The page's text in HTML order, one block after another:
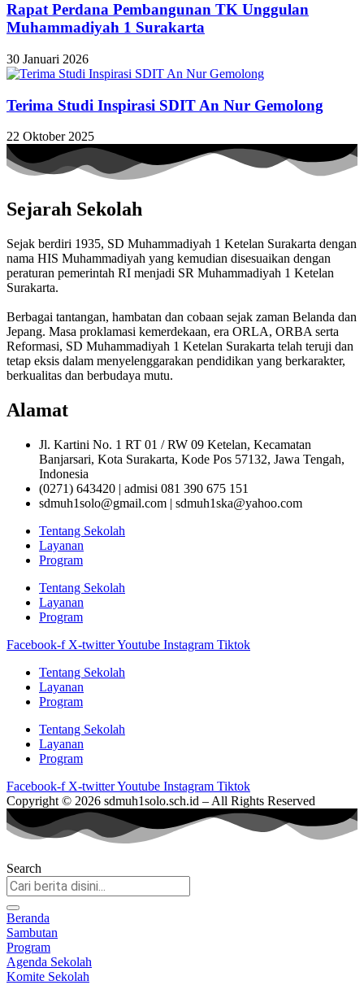
Rapat Perdana Pembangunan TK Unggulan
Muhammadiyah 1 Surakarta
30 Januari 2026
Terima Studi Inspirasi SDIT An Nur Gemolong
22 Oktober 2025
Sejarah Sekolah
Sejak berdiri 1935, SD Muhammadiyah 1 Ketelan Surakarta dengan
nama HIS Muhammadiyah yang kemudian disesuaikan dengan
peraturan pemerintah RI menjadi SR Muhammadiyah 1 Ketelan
Surakarta.
Berbagai tantangan, hambatan dan cobaan sejak zaman Belanda dan
Jepang. Masa proklamasi kemerdekaan, era ORLA, ORBA serta
Reformasi, SD Muhammadiyah 1 Ketelan Surakarta telah teruji dan
tetap eksis dalam menyelenggarakan pendidikan yang berkarakter,
berkualitas dan berbudaya mutu.
Alamat
Jl. Kartini No. 1 RT 01 / RW 09 Ketelan, Kecamatan
Banjarsari, Kota Surakarta, Kode Pos 57132, Jawa Tengah,
Indonesia
(0271) 643420 | admisi 081 390 675 151
sdmuh1solo@gmail.com | sdmuh1ska@yahoo.com
Tentang Sekolah
Layanan
Program
Tentang Sekolah
Layanan
Program
Facebook-f X-twitterYoutube Instagram Tiktok
Tentang Sekolah
Layanan
Program
Tentang Sekolah
Layanan
Program
Facebook-f X-twitterYoutube Instagram Tiktok
Copyright © 2026 sdmuh1solo.sch.id – All Rights Reserved
Search
Beranda
Sambutan
Program
Agenda Sekolah
Komite Sekolah